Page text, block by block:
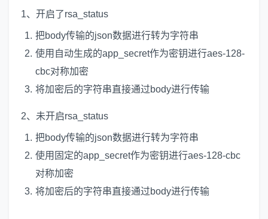
1、开启了rsa_status
把body传输的json数据进行转为字符串
使用自动生成的app_secret作为密钥进行aes-128-
cbc对称加密
将加密后的字符串直接通过body进行传输
2、未开启rsa_status
把body传输的json数据进行转为字符串
使用固定的app_secret作为密钥进行aes-128-cbc
对称加密
将加密后的字符串直接通过body进行传输